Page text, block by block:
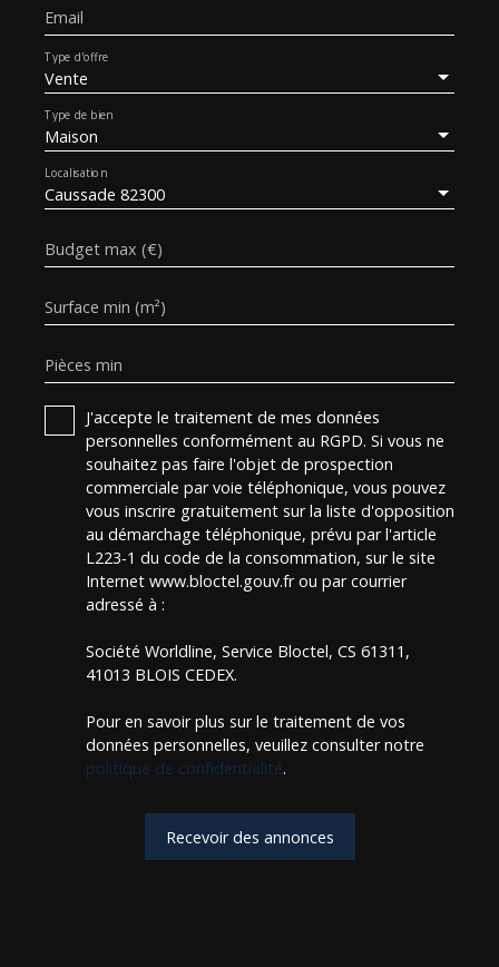
Email
Vente
Type d'offre
Maison
Type de bien
Caussade 82300
Localisation
Budget max (€)
Surface min (m²)
Pièces min
J'accepte le traitement de mes données
personnelles conformément au RGPD. Si vous ne
souhaitez pas faire l'objet de prospection
commerciale par voie téléphonique, vous pouvez
vous inscrire gratuitement sur la liste d'opposition
au démarchage téléphonique, prévu par l'article
L223-1 du code de la consommation, sur le site
Internet www.bloctel.gouv.fr ou par courrier
adressé à :
Société Worldline, Service Bloctel, CS 61311,
41013 BLOIS CEDEX.
Pour en savoir plus sur le traitement de vos
données personnelles, veuillez consulter notre
politique de confidentialité.
Recevoir des annonces